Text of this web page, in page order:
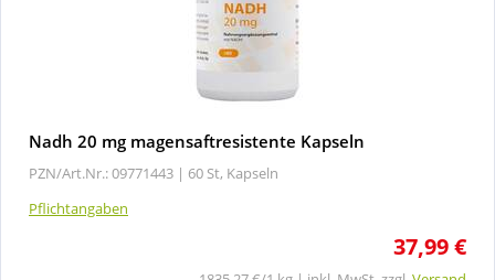
Nadh 20 mg magensaftresistente Kapseln
PZN/Art.Nr.: 09771443 | 60 St, Kapseln
Pflichtangaben
37,99 €